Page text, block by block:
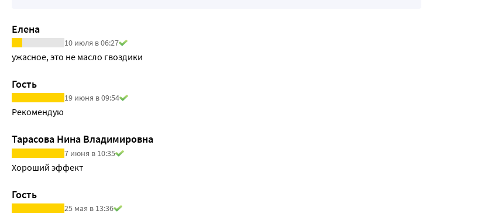
Елена
10 июля в 06:27
ужасное, это не масло гвоздики
Гость
19 июня в 09:54
Рекомендую
Тарасова Нина Владимировна
7 июня в 10:35
Хороший эффект
Гость
25 мая в 13:36